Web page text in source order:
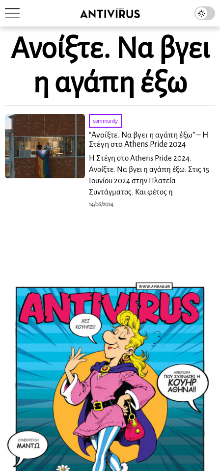
Ανοίξτε. Να βγει
η αγάπη έξω
community
“Ανοίξτε. Να βγει η αγάπη έξω” – Η
Στέγη στο Athens Pride 2024
Η Στέγη στο Athens Pride 2024.
Ανοίξτε. Να βγει η αγάπη έξω. Στις 15
Ιουνίου 2024 στην Πλατεία
Συντάγματος. Και φέτος η
14/06/2024